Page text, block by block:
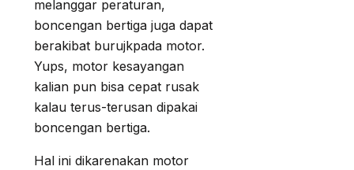
melanggar peraturan,
boncengan bertiga juga dapat
berakibat burujkpada motor.
Yups, motor kesayangan
kalian pun bisa cepat rusak
kalau terus-terusan dipakai
boncengan bertiga.
Hal ini dikarenakan motor